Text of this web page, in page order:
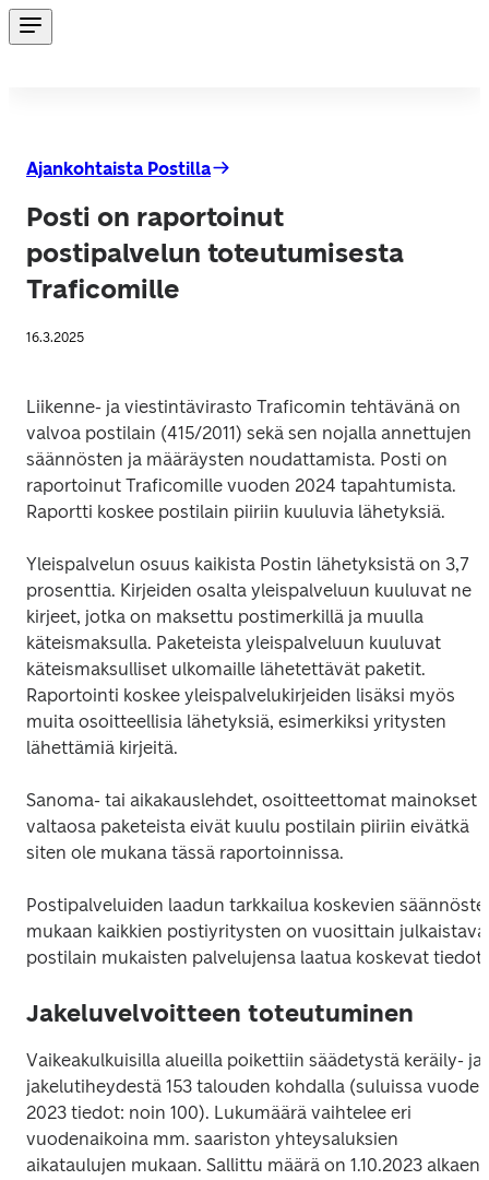
Ajankohtaista Postilla
Posti on raportoinut
postipalvelun toteutumisesta
Traficomille
16.3.2025
Liikenne- ja viestintävirasto Traficomin tehtävänä on
valvoa postilain (415/2011) sekä sen nojalla annettujen
säännösten ja määräysten noudattamista. Posti on
raportoinut Traficomille vuoden 2024 tapahtumista.
Raportti koskee postilain piiriin kuuluvia lähetyksiä.
Yleispalvelun osuus kaikista Postin lähetyksistä on 3,7
prosenttia. Kirjeiden osalta yleispalveluun kuuluvat ne
kirjeet, jotka on maksettu postimerkillä ja muulla
käteismaksulla. Paketeista yleispalveluun kuuluvat
käteismaksulliset ulkomaille lähetettävät paketit.
Raportointi koskee yleispalvelukirjeiden lisäksi myös
muita osoitteellisia lähetyksiä, esimerkiksi yritysten
lähettämiä kirjeitä.
Sanoma- tai aikakauslehdet, osoitteettomat mainokset
valtaosa paketeista eivät kuulu postilain piiriin eivätkä
siten ole mukana tässä raportoinnissa.
Postipalveluiden laadun tarkkailua koskevien
mukaan kaikkien postiyritysten on vuosittain julkaistava
postilain mukaisten palvelujensa laatua koskevat tiedot.
Jakeluvelvoitteen toteutuminen
Vaikeakulkuisilla alueilla poikettiin säädetystä keräily- ja
jakelutiheydestä 153 talouden kohdalla (suluissa vuoden
2023 tiedot: noin 100). Lukumäärä vaihtelee eri
vuodenaikoina mm. saariston yhteysaluksien
aikataulujen mukaan. Sallittu määrä on 1.10.2023 alkaen